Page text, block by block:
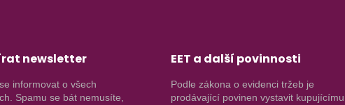
newsletter
informovat o všech
Spamu se bát nemusíte,
EET a další povinnosti
Podle zákona o evidenci tržeb je
prodávající povinen vystavit kupujícímu